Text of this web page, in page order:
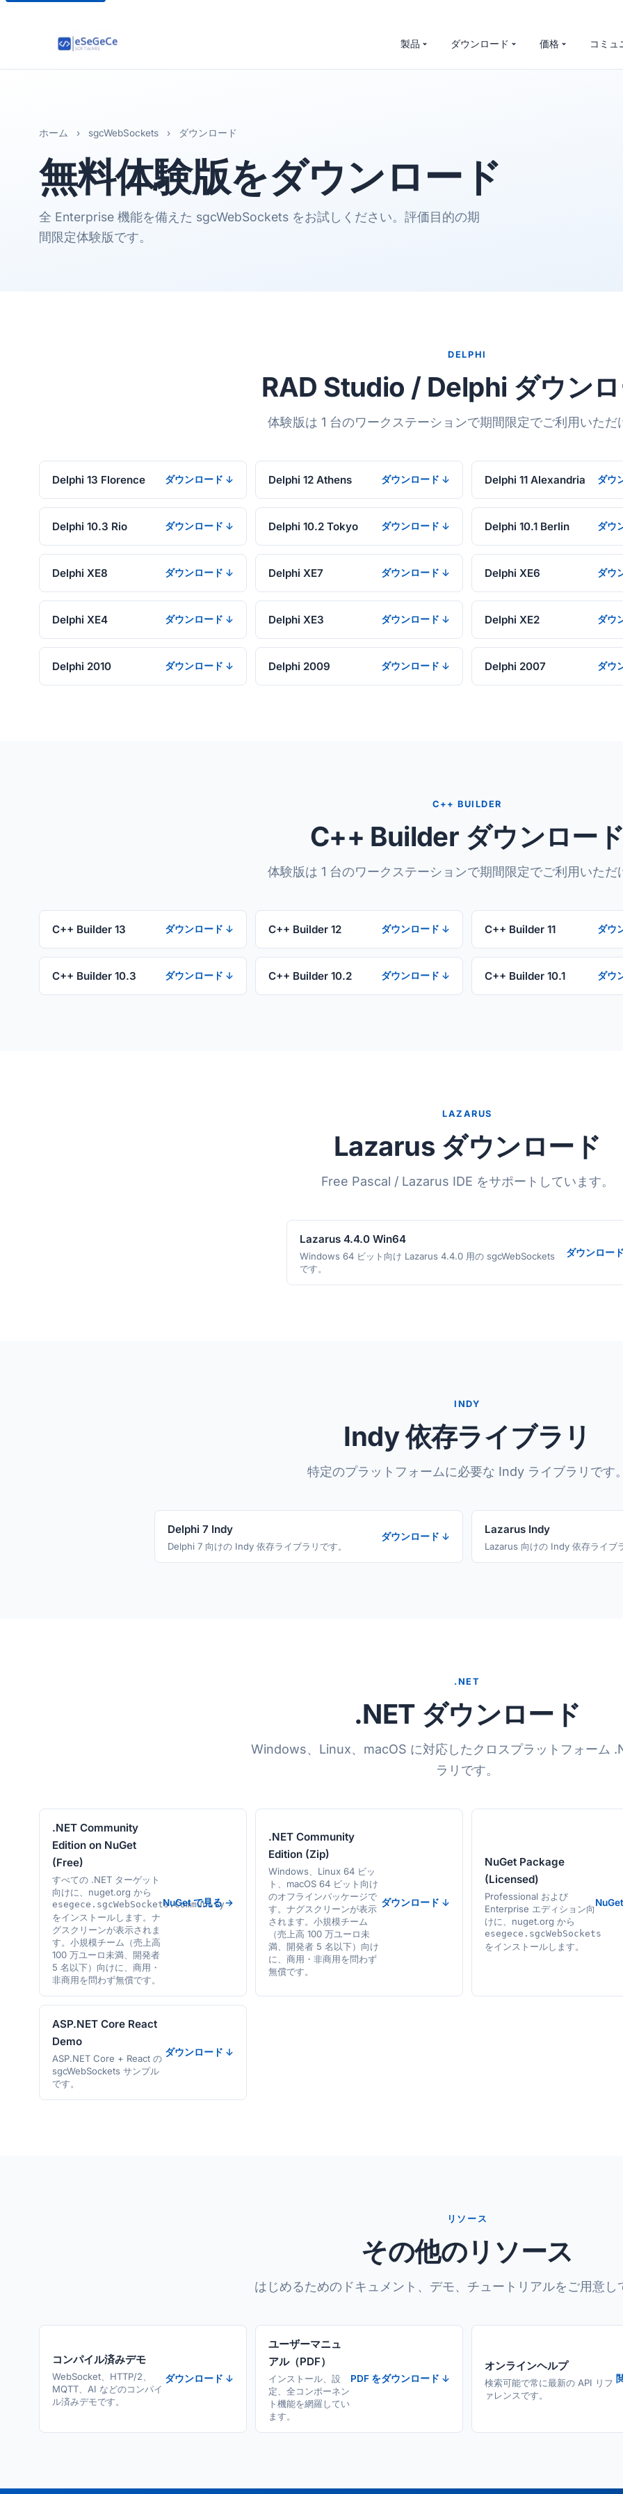
製品 ダウンロード 価格 コミュ
ホーム › sgcWebSockets › ダウンロード
無料体験版をダウンロード
全 Enterprise 機能を備えた sgcWebSockets をお試しください。評価目的の期
間限定体験版です。
DELPHI
RAD Studio / Delphi ダウン
体験版は 1 台のワークステーションで期間限定でご利用いただ
Delphi 13 Florence ダウンロード ↓ Delphi 12 Athens ダウンロード ↓ Delphi 11 Alexandria ダウ
Delphi 10.3 Rio ダウンロード ↓ Delphi 10.2 Tokyo ダウンロード ↓ Delphi 10.1 Berlin ダウ
Delphi XE8 ダウンロード ↓ Delphi XE7 ダウンロード ↓ Delphi XE6 ダウ
Delphi XE4 ダウンロード ↓ Delphi XE3 ダウンロード ↓ Delphi XE2 ダウ
Delphi 2010 ダウンロード ↓ Delphi 2009 ダウンロード ↓ Delphi 2007 ダウ
C++ BUILDER
C++ Builder ダウンロード
体験版は 1 台のワークステーションで期間限定でご利用いただ
C++ Builder 13 ダウンロード ↓ C++ Builder 12 ダウンロード ↓ C++ Builder 11 ダウ
C++ Builder 10.3 ダウンロード ↓ C++ Builder 10.2 ダウンロード ↓ C++ Builder 10.1 ダウ
LAZARUS
Lazarus ダウンロード
Free Pascal / Lazarus IDE をサポートしています。
Lazarus 4.4.0 Win64
Windows 64 ビット向け Lazarus 4.4.0 用の sgcWebSockets
です。
ダウンロー
INDY
Indy 依存ライブラリ
特定のプラットフォームに必要な Indy ライブラリです。
Delphi 7 Indy
Delphi 7 向けの Indy 依存ライブラリです。
ダウンロード ↓
Lazarus Indy
Lazarus 向けの Indy 依存ライブ
.NET
.NET ダウンロード
Windows、Linux、macOS に対応したクロスプラットフォーム
ラリです。
.NET Community
Edition on NuGet
(Free)
すべての .NET ターゲット
向けに、nuget.org から
esegece.sgcWebSockets.Community
をインストールします。ナ
グスクリーンが表示されま
す。小規模チーム（売上高
100 万ユーロ未満、開発者
5 名以下）向けに、商用・
非商用を問わず無償です。
NuGet で見る →
.NET Community
Edition (Zip)
Windows、Linux 64 ビッ
ト、macOS 64 ビット向け
のオフラインパッケージで
す。ナグスクリーンが表示
されます。小規模チーム
（売上高 100 万ユーロ未
満、開発者 5 名以下）向け
に、商用・非商用を問わず
無償です。
ダウンロード ↓
NuGet Package
(Licensed)
Professional および
Enterprise エディション向
けに、nuget.org から
esegece.sgcWebSockets
をインストールします。
ASP.NET Core React
Demo
ASP.NET Core + React の
sgcWebSockets サンプル
です。
ダウンロード ↓
リソース
その他のリソース
はじめるためのドキュメント、デモ、チュートリアルをご用意し
コンパイル済みデモ
WebSocket、HTTP/2、
MQTT、AI などのコンパイ
ル済みデモです。
ダウンロード ↓
ユーザーマニュ
アル（PDF）
インストール、設
定、全コンポーネン
ト機能を網羅してい
ます。
PDF をダウンロード ↓
オンラインヘルプ
検索可能で常に最新の API リフ
ァレンスです。